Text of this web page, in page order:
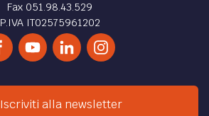
Fax 051.98.43.529
P.IVA IT02575961202
Iscriviti alla newsletter